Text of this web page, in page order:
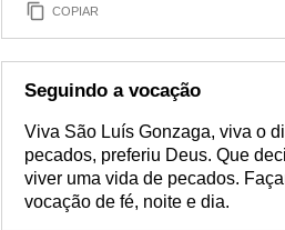
COPIAR
Seguindo a vocação
Viva São Luís Gonzaga, viva o
pecados, preferiu Deus. Que
viver uma vida de pecados.
vocação de fé, noite e dia.